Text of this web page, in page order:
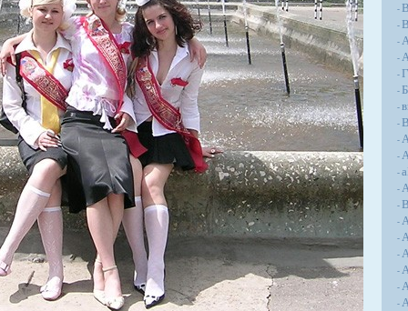
-
-
-
-
-
-
-
-
-
-
-
-
-
-
-
-
-
-
-